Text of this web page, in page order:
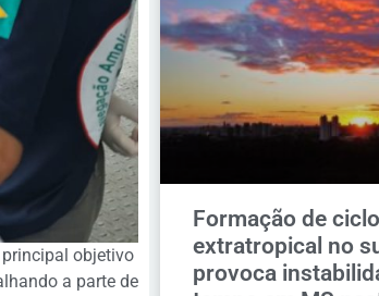
principal objetivo
a parte de
Formação de
extratropical no
provoca